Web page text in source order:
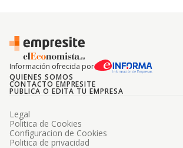
Información ofrecida por
QUIENES SOMOS
CONTACTO EMPRESITE
PUBLICA O EDITA TU EMPRESA
Legal
Politica de Cookies
Configuracion de Cookies
Politica de privacidad